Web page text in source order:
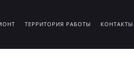
ТЕРРИТОРИЯ РАБОТЫ КОНТАКТЫ